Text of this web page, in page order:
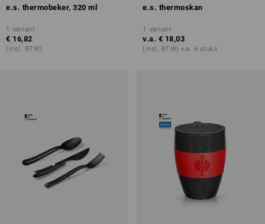
e.s. thermobeker, 320 ml
1 variant
€ 16,82
(incl. BTW)
e.s. thermoskan
1 variant
v.a. € 18,03
(incl. BTW) v.a. 6 stuks